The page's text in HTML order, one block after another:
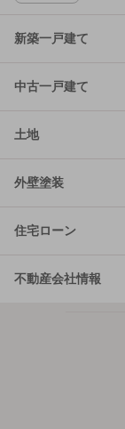
新築一戸建て
中古一戸建て
土地
外壁塗装
住宅ローン
不動産会社情報